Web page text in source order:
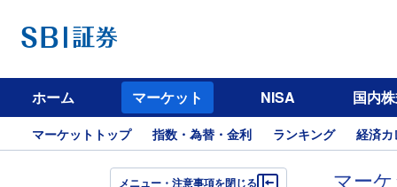
ホーム マーケット NISA 国内
マーケットトップ 指数・為替・金利 ランキング 経済
メニュー・注意事項を閉じる
マー